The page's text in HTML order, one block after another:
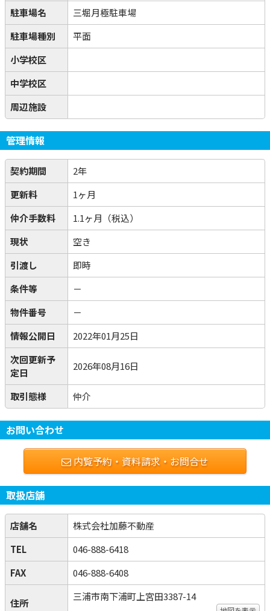
駐車場名
三堀月極駐車場
駐車場種別
平面
小学校区
中学校区
周辺施設
管理情報
契約期間
2年
更新料
1ヶ月
仲介手数料
1.1ヶ月（税込）
現状
空き
引渡し
即時
条件等
－
物件番号
－
情報公開日
2022年01月25日
次回更新予
定日
2026年08月16日
取引態様 仲介
お問い合わせ
内覧予約・資料請求・お問合せ
取扱店舗
店舗名
株式会社加藤不動産
TEL
046-888-6418
FAX
046-888-6408
住所
三浦市南下浦町上宮田3387-14